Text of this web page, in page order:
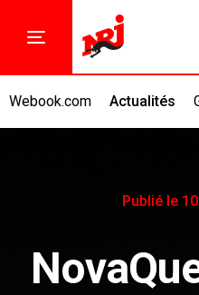
Webook.com Actualités
Publié le